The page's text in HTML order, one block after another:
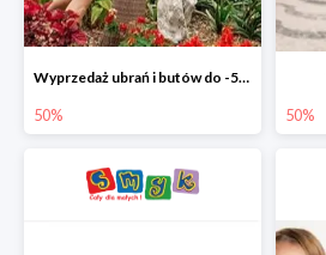
Wyprzedaż ubrań i butów do -50%
50% 50%